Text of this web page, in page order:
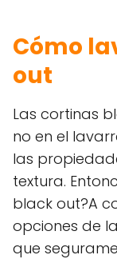
Cómo
out
Las cortinas
no en el
las
textura.
black out?A
opciones de
que